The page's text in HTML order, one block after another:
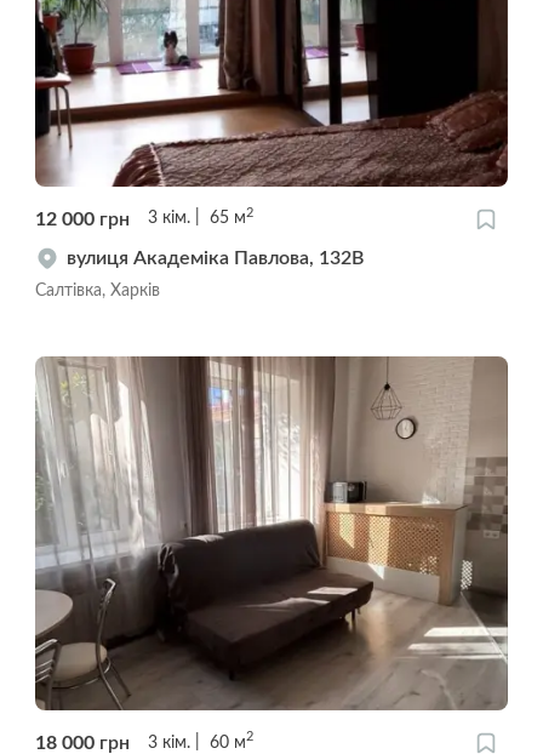
12 000 грн 3 кім. 65 м 2
вулиця Академіка Павлова, 132В
Салтівка, Харків
18 000 грн 3 кім. 60 м2